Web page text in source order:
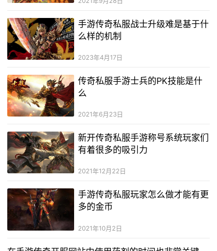
手游传奇私服战士升级难是基于什
么样的机制
2023年4月17日
传奇私服手游士兵的PK技能是什
么
2021年6月23日
新开传奇私服手游称号系统玩家们
有着很多的吸引力
2021年12月22日
手游传奇私服玩家怎么做才能有更
多的金币
2021年10月2日